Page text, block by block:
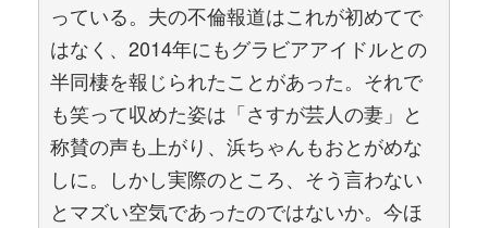
っている。夫の不倫報道はこれが初めてで
はなく、2014年にもグラビアアイドルとの
半同棲を報じられたことがあった。それで
も笑って収めた姿は「さすが芸人の妻」と
称賛の声も上がり、浜ちゃんもおとがめな
しに。しかし実際のところ、そう言わない
とマズい空気であったのではないか。今ほ